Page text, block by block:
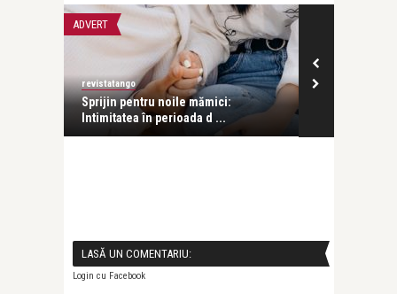
ADVERT
revistatango
Sprijin pentru noile mămici:
Intimitatea în perioada d ...
LASĂ UN COMENTARIU:
Login cu Facebook